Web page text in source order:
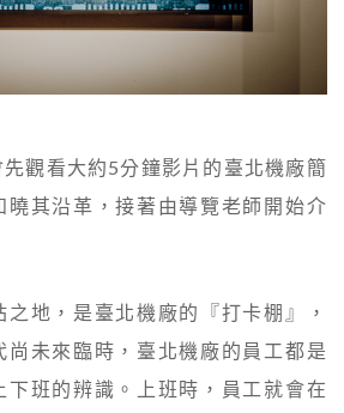
觀看大約5分鐘影片的臺北機廠簡
曉其沿革，接著由導覽老師開始介
地，是臺北機廠的『打卡棚』，
尚未來臨時，臺北機廠的員工都是
下班的辨識。上班時，員工就會在